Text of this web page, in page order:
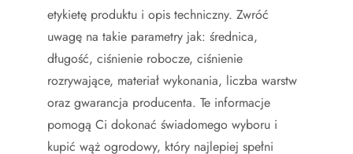
etykietę produktu i opis techniczny. Zwróć
uwagę na takie parametry jak: średnica,
długość, ciśnienie robocze, ciśnienie
rozrywające, materiał wykonania, liczba warstw
oraz gwarancja producenta. Te informacje
pomogą Ci dokonać świadomego wyboru i
kupić wąż ogrodowy, który najlepiej spełni